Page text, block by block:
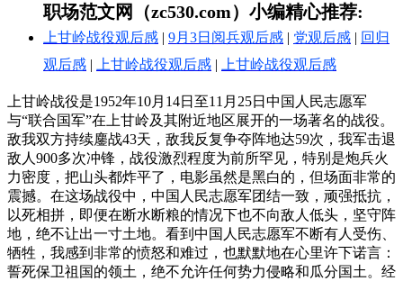
职场范文网（zc530.com）小编精心推荐:
上甘岭战役观后感 | 9月3日阅兵观后感 | 党观后感 | 回归
观后感 | 上甘岭战役观后感 | 上甘岭战役观后感
上甘岭战役是1952年10月14日至11月25日中国人民志愿军
与“联合国军”在上甘岭及其附近地区展开的一场著名的战役。
敌我双方持续鏖战43天，敌我反复争夺阵地达59次，我军击退
敌人900多次冲锋，战役激烈程度为前所罕见，特别是炮兵火
力密度，把山头都炸平了，电影虽然是黑白的，但场面非常的
震撼。在这场战役中，中国人民志愿军团结一致，顽强抵抗，
以死相拼，即便在断水断粮的情况下也不向敌人低头，坚守阵
地，绝不让出一寸土地。看到中国人民志愿军不断有人受伤、
牺牲，我感到非常的愤怒和难过，也默默地在心里许下诺言：
誓死保卫祖国的领土，绝不允许任何势力侵略和瓜分国土。经